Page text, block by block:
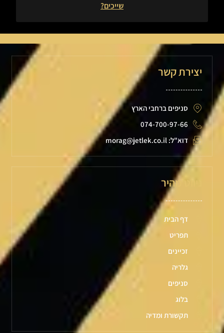
שייכים?
יצירת קשר
סניפים ברחבי הארץ
074-700-97-66
דוא"ל: morag@jetlek.co.il
ניווט מהיר
דף הבית
תפריט
זכיינים
גלריה
סניפים
בלוג
תקשורת ומדיה